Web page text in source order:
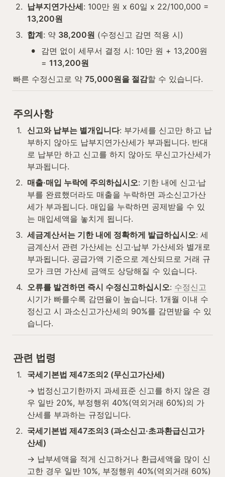
2. 납부지연가산세
13,200원
3. 합계: 약 38,200원 (수정신고 감면 적용 시)
•
감면 없이 세무서 결정 시: 10만 원 + 13,200원
= 113,200원
빠른 수정신고로 약 75,000원을 절감할 수 있습니다.
주의사항
1. 신고와 납부는 별개입니다: 부가세를 신고만 하고 납
부하지 않아도 납부지연가산세가 부과됩니다. 반대
로 납부만 하고 신고를 하지 않아도 무신고가산세가
부과됩니다.
2. 매출·매입 누락에 주의하십시오: 기한 내에 신고·납
부를 완료했더라도 매출을 누락하면 과소신고가산
세가 부과됩니다. 매입을 누락하면 공제받을 수 있
는 매입세액을 놓치게 됩니다.
3. 세금계산서는 기한 내에 정확하게 발급하십시오: 세
금계산서 관련 가산세는 신고·납부 가산세와 별개로
부과됩니다. 공급가액 기준으로 계산되므로 거래 규
모가 크면 가산세 금액도 상당해질 수 있습니다.
4. 오류를 발견하면 즉시 수정신고하십시오: 수정신고
시기가 빠를수록 감면율이 높습니다. 1개월 이내 수
정신고 시 과소신고가산세의 90%를 감면받을 수 있
습니다.
관련 법령
1.
국세기본법 제47조의2 (무신고가산세)
→ 법정신고기한까지 과세표준 신고를 하지 않은 경
우 일반 20%, 부정행위 40%(역외거래 60%)의 가
산세를 부과하는 규정입니다.
2. 국세기본법 제47조의3 (과소신고·초과환급신고가
산세)
→ 납부세액을 적게 신고하거나 환급세액을 많이 신
고한 경우 일반 10%, 부정행위 40%(역외거래 60%)